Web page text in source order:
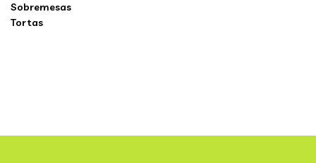
Sobremesas
Tortas